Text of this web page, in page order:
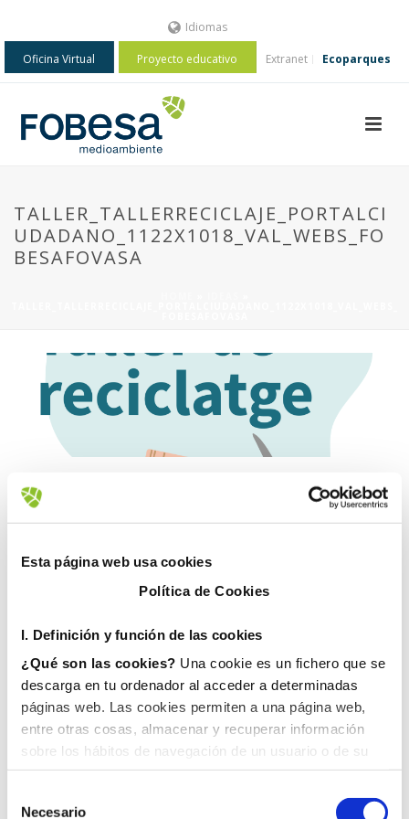
Esta página web usa cookies
Política de Cookies
I. Definición y función de las cookies
¿Qué son las cookies? Una cookie es un fichero que se
descarga en tu ordenador al acceder a determinadas
páginas web. Las cookies permiten a una página web,
entre otras cosas, almacenar y recuperar información
sobre los hábitos de navegación de un usuario o de su
equipo y, dependiendo de la información que contengan y
de la forma en que utilice su equipo, pueden utilizarse
Necesario
Idiomas
Oficina Virtual Proyecto educativo Extranet Ecoparques
TALLER_TALLERRECICLAJE_PORTALCI
UDADANO_1122X1018_VAL_WEBS_FO
BESAFOVASA
23 septiembre, 2020